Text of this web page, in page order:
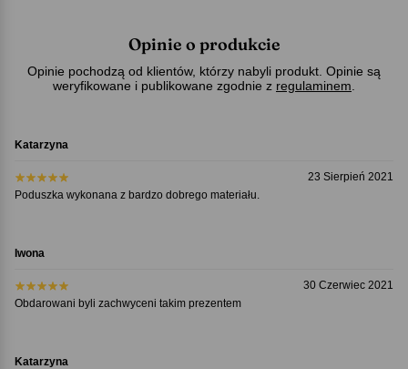
Opinie o produkcie
Opinie pochodzą od klientów, którzy nabyli produkt. Opinie są
weryfikowane i publikowane zgodnie z regulaminem
Katarzyna
23 Sierpień 2021
Poduszka wykonana z bardzo dobrego materiału.
Iwona
30 Czerwiec 2021
Obdarowani byli zachwyceni takim prezentem
Katarzyna